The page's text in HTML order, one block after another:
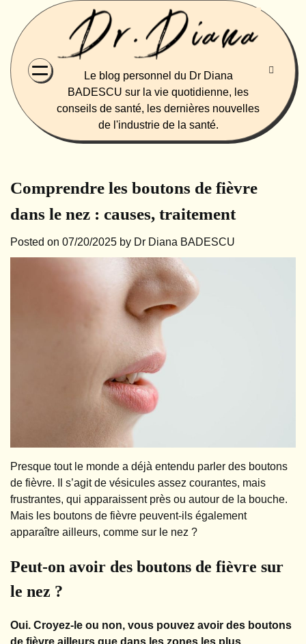
content
Le blog personnel du Dr Diana
BADESCU sur la vie quotidienne, les
conseils de santé, les dernières nouvelles
de l'industrie de la santé.
Comprendre les boutons de fièvre
dans le nez : causes, traitement
Posted on 07/20/2025 by Dr Diana BADESCU
Presque tout le monde a déjà entendu parler des boutons
de fièvre. Il s’agit de vésicules assez courantes, mais
frustrantes, qui apparaissent près ou autour de la bouche.
Mais les boutons de fièvre peuvent-ils également
apparaître ailleurs, comme sur le nez ?
Peut-on avoir des boutons de fièvre sur
le nez ?
Oui. Croyez-le ou non, vous pouvez avoir des boutons